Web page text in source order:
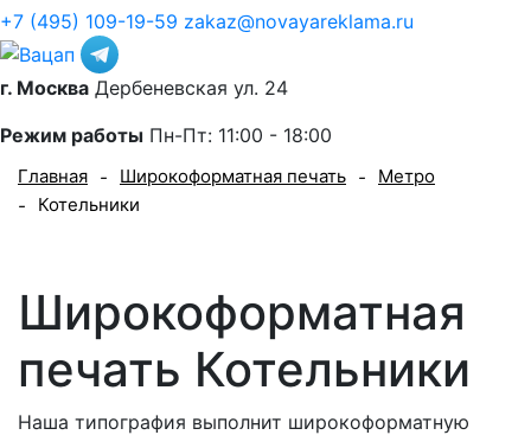
+7 (495) 109-19-59 zakaz@novayareklama.ru
г. Москва Дербеневская ул. 24
Режим работы Пн-Пт: 11:00 - 18:00
Главная - Широкоформатная печать -
Метро
-
Котельники
Широкоформатная
печать Котельники
Наша типография выполнит широкоформатную